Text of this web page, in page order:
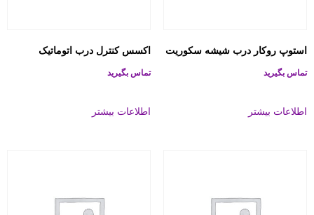
استوپ روکار درب شیشه سکوریت
تماس بگیرید
اطلاعات بیشتر
اکسس کنترل درب اتوماتیک
تماس بگیرید
اطلاعات بیشتر